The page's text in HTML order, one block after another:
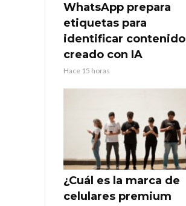
WhatsApp prepara
etiquetas para
identificar contenido
creado con IA
Hace 15 horas
¿Cuál es la marca de
celulares premium